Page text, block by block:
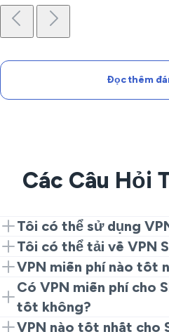
Đọc thêm
Các Câu Hỏi
Tôi có thể sử dụng
Có. Cài đặt VeePN, kết nối
khởi động ứng dụng. Đó là
có một tuyến đường riêng
Tôi có thể tải về VPN
Tải VeePN từ trang web
cửa hàng ứng dụng, cài đặt
VPN miễn phí nào tốt
Dịch vụ miễn phí thường
theo dõi dữ liệu. Để truy cập
chọn trả phí như VeePN là
Có VPN miễn phí cho
tốt không?
Hầu hết các ứng dụng
VPN nào tốt nhất cho